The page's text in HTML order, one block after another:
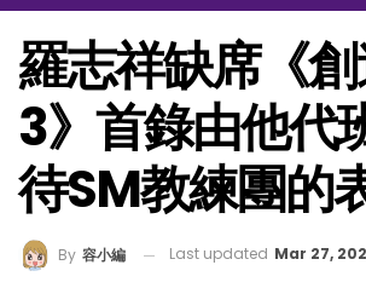
羅志祥缺席《
3》首錄由他代
待SM教練團的
By 容小編 Last updated Mar 27,